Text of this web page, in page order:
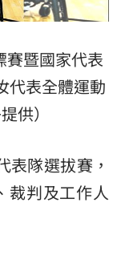
暨國家代表
代表全體運動
供）
表隊選拔賽，
裁判及工作人